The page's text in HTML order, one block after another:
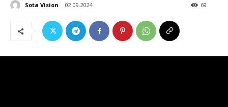
Sota Vision 02.09.2024 69